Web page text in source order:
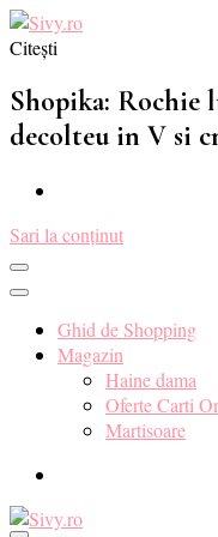
Sivy.ro ❤️
Sivy.ro este un sursa de
pentru tine. ❤️
Citești
Shopika: Rochie
decolteu in V si
Sari la conținut
Ghid de Shopping
Magazin
Haine dama
Oferte Carti
Martisoare